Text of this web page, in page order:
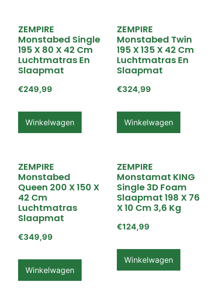
ZEMPIRE
Monstabed Single
195 X 80 X 42 Cm
Luchtmatras En
Slaapmat
€249,99
Winkelwagen
ZEMPIRE
Monstabed Twin
195 X 135 X 42 Cm
Luchtmatras En
Slaapmat
€324,99
Winkelwagen
ZEMPIRE
Monstabed
Queen 200 X 150 X
42 Cm
Luchtmatras
Slaapmat
€349,99
Winkelwagen
ZEMPIRE
Monstamat KING
Single 3D Foam
Slaapmat 198 X 76
X 10 Cm 3,6 Kg
€124,99
Winkelwagen